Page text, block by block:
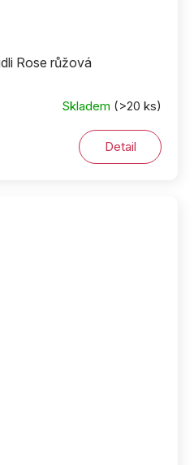
Rose růžová
Skladem (>20 ks)
Detail